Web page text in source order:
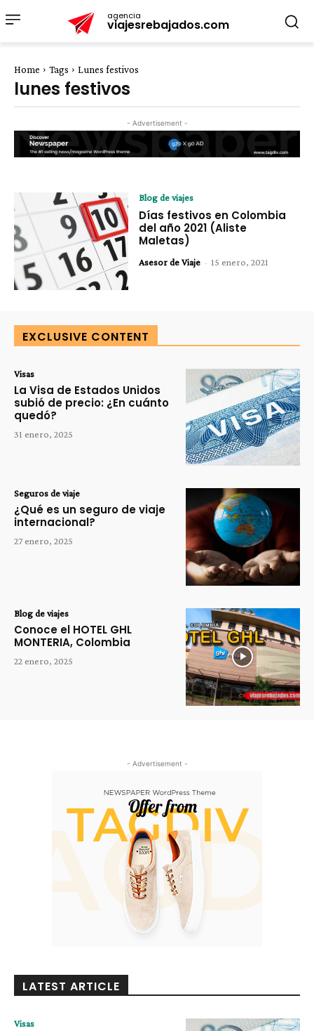
agencia
viajesrebajados.com
Home Tags Lunes festivos
lunes festivos
- Advertisement -
Blog de viajes
Días festivos en Colombia
del año 2021 (Aliste
Maletas)
Asesor de Viaje - 15 enero, 2021
EXCLUSIVE CONTENT
Visas
La Visa de Estados Unidos
subió de precio: ¿En cuánto
quedó?
31 enero, 2025
Seguros de viaje
¿Qué es un seguro de viaje
internacional?
27 enero, 2025
Blog de viajes
Conoce el HOTEL GHL
MONTERIA, Colombia
22 enero, 2025
- Advertisement -
LATEST ARTICLE
Visas